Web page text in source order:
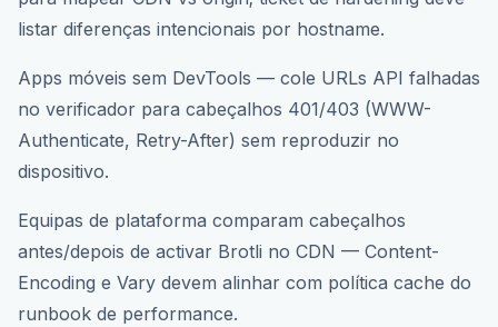
listar diferenças intencionais por hostname.
Apps móveis sem DevTools — cole URLs API falhadas
no verificador para cabeçalhos 401/403 (WWW-
Authenticate, Retry-After) sem reproduzir no
dispositivo.
Equipas de plataforma comparam cabeçalhos
antes/depois de activar Brotli no CDN — Content-
Encoding e Vary devem alinhar com política cache do
runbook de performance.